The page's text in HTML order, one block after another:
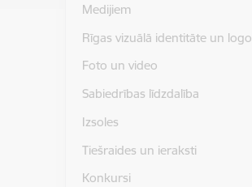
Medijiem
Rīgas vizuālā identitāte un logo
Foto un video
Sabiedrības līdzdalība
Izsoles
Tiešraides un ieraksti
Konkursi